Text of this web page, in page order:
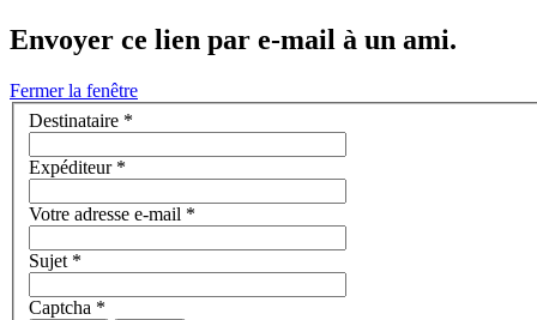
Envoyer ce lien par e-mail à un ami.
Fermer la fenêtre
Destinataire *
Expéditeur*
Votre adresse e-mail *
Sujet*
Captcha *